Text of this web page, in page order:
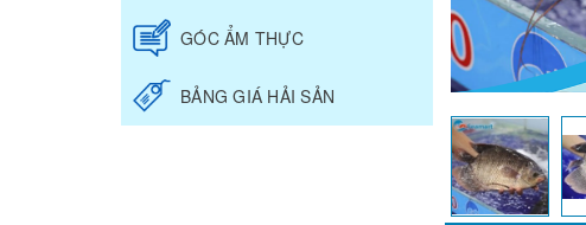
GÓC ẨM THỰC
BẢNG GIÁ HẢI SẢN